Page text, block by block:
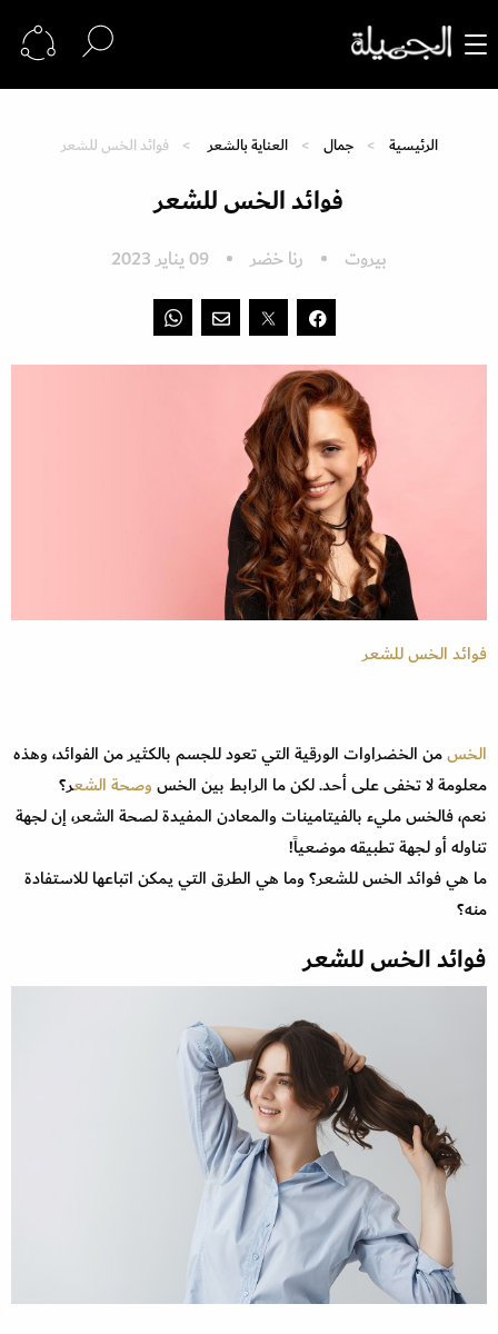
الرئيسية جمال العناية بالشعر فوائد الخس للشعر
فوائد الخس للشعر
بيروت رنا خضر 09 يناير 2023
فوائد الخس للشعر
الخسمن الخضراوات الورقية التي تعود للجسم بالكثير من الفوائد، وهذه
معلومة لا تخفى على أحد. لكن ما الرابط بين الخسوصحة الشعر؟
نعم، فالخس مليء بالفيتامينات والمعادن المفيدة لصحة الشعر، إن لجهة
تناوله أو لجهة تطبيقه موضعياً!
ما هي فوائد الخس للشعر؟ وما هي الطرق التي يمكن اتباعها للاستفادة
منه؟
فوائد الخس للشعر